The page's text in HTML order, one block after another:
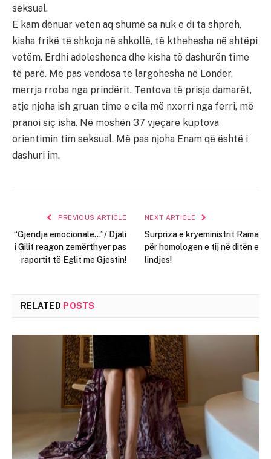
seksual.
E kam dënuar veten aq shumë sa nuk e di ta shpreh,
kisha frikë të shkoja në shkollë, të kthehesha në shtëpi
vetëm. Erdhi adoleshenca dhe kisha të dashurën time
të parë. Më pas vendosa të largohesha në Londër,
merrja rroba nga prindërit. Tentova të prisja damarët,
atje njoha ish gruan time e cila më nxorri nga ferri, më
pranoi siç isha. Në moshën 37 vjeçare kuptova
orientimin tim seksual. Më pas njoha Enam që është i
dashuri im.
PREVIOUS ARTICLE
“Gjendja emocionale…”/ Djali
i Gilit reagon zemërthyer pas
raportit të Eglit me Gjestin!
NEXT ARTICLE
Surpriza e kryeministrit Rama
për homologen e tij në ditën e
lindjes!
RELATED POSTS